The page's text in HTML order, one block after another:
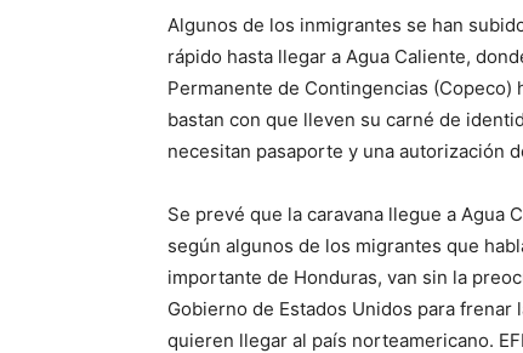
Algunos de los inmigrantes se han
rápido hasta llegar a Agua Caliente,
Permanente de Contingencias (Copeco)
bastan con que lleven su carné de
necesitan pasaporte y una autorización
Se prevé que la caravana llegue a Agua
según algunos de los migrantes que
importante de Honduras, van sin la
Gobierno de Estados Unidos para
quieren llegar al país norteamericano.